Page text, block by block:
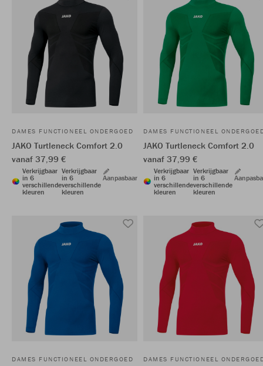
DAMES FUNCTIONEEL ONDERGOED
JAKO Turtleneck Comfort 2.0
vanaf 37,99 €
Verkrijgbaar
in 6
verschillende
kleuren
Verkrijgbaar
in 6
verschillende
kleuren
Aanpasbaar
DAMES FUNCTIONEEL
JAKO Turtleneck Comfort 2.0
vanaf 37,99 €
Verkrijgbaar
in 6
verschillende
kleuren
Verkrijgbaar
in 6
verschillende
kleuren
DAMES FUNCTIONEEL ONDERGOED DAMES FUNCTIONEEL